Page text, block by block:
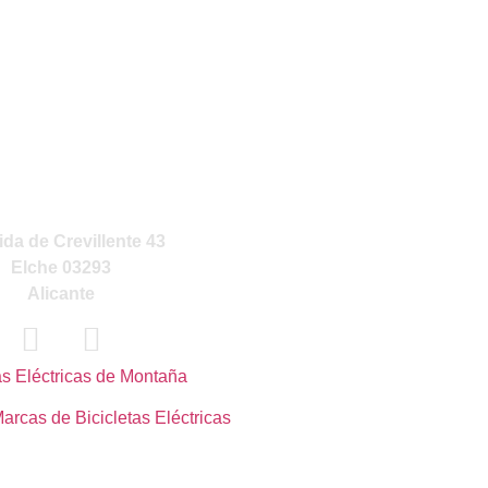
de Crevillente 43
Elche 03293
Alicante
Eléctricas de Montaña
de Bicicletas Eléctricas